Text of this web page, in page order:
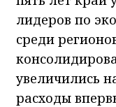
лидеров по
среди
увеличились
расходы